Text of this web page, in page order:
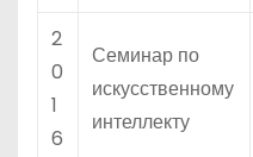
2
0
1
6
Семинар по
искусственному
интеллекту